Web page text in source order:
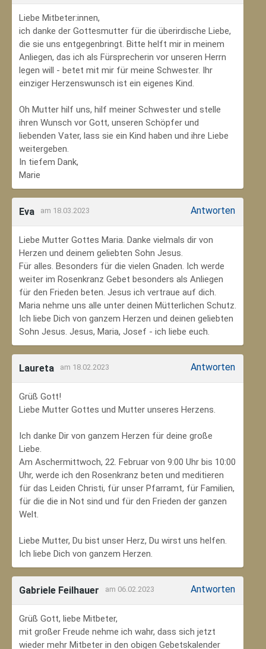
Liebe Mitbeter:innen,
ich danke der Gottesmutter für die überirdische Liebe,
die sie uns entgegenbringt. Bitte helft mir in meinem
Anliegen, das ich als Fürsprecherin vor unseren Herrn
legen will - betet mit mir für meine Schwester. Ihr
einziger Herzenswunsch ist ein eigenes Kind.
Oh Mutter hilf uns, hilf meiner Schwester und stelle
ihren Wunsch vor Gott, unseren Schöpfer und
liebenden Vater, lass sie ein Kind haben und ihre Liebe
weitergeben.
In tiefem Dank,
Marie
Eva am 18.03.2023 Antworten
Liebe Mutter Gottes Maria. Danke vielmals dir von
Herzen und deinem geliebten Sohn Jesus.
Für alles. Besonders für die vielen Gnaden. Ich werde
weiter im Rosenkranz Gebet besonders als Anliegen
für den Frieden beten. Jesus ich vertraue auf dich.
Maria nehme uns alle unter deinen Mütterlichen Schutz.
Ich liebe Dich von ganzem Herzen und deinen geliebten
Sohn Jesus. Jesus, Maria, Josef - ich liebe euch.
Laureta am 18.02.2023 Antworten
Grüß Gott!
Liebe Mutter Gottes und Mutter unseres Herzens.
Ich danke Dir von ganzem Herzen für deine große
Liebe.
Am Aschermittwoch, 22. Februar von 9:00 Uhr bis 10:00
Uhr, werde ich den Rosenkranz beten und meditieren
für das Leiden Christi, für unser Pfarramt, für Familien,
für die die in Not sind und für den Frieden der ganzen
Welt.
Liebe Mutter, Du bist unser Herz, Du wirst uns helfen.
Ich liebe Dich von ganzem Herzen.
Gabriele Feilhauer am 06.02.2023 Antworten
Grüß Gott, liebe Mitbeter,
mit großer Freude nehme ich wahr, dass sich jetzt
wieder mehr Mitbeter in den obigen Gebetskalender